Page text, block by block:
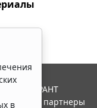
в
ГАРАНТ
и ее партнеры